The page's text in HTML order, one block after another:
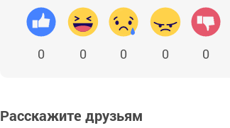
0 0 0 0 0
Расскажите друзьям